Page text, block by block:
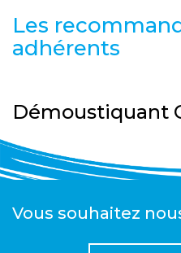
Les
adhérents
Démoustiquant
Vous souhaitez